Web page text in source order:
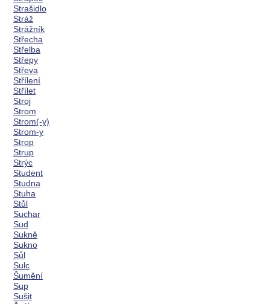
Strašidlo
Stráž
Strážník
Střecha
Střelba
Střepy
Střeva
Střílení
Střílet
Stroj
Strom
Strom(-y)
Strom-y
Strop
Strup
Strýc
Student
Studna
Stuha
Stůl
Suchar
Sud
Sukně
Sukno
Sůl
Sulc
Šumění
Sup
Sušit